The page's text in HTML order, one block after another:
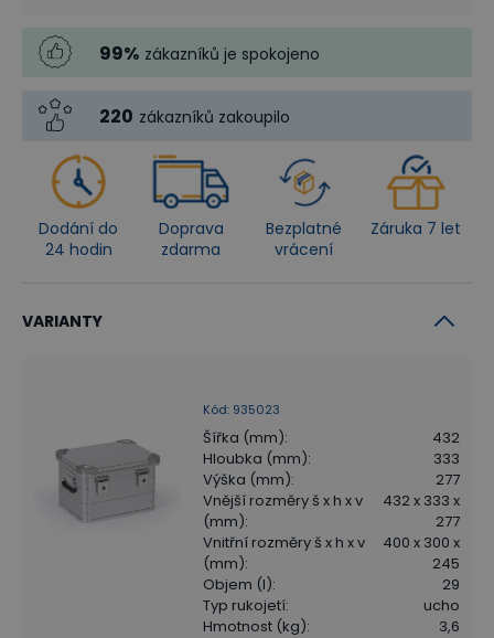
99% zákazníků je spokojeno
220 zákazníků zakoupilo
Dodání do
24 hodin
Doprava
zdarma
Bezplatné
vrácení
Záruka 7 let
VARIANTY
Kód: 935023
Šířka (mm):
432
Hloubka (mm):
333
Výška (mm):
277
Vnější rozměry š x h x v
(mm):
432 x 333 x
277
Vnitřní rozměry š x h x v
(mm):
400 x 300 x
245
Objem (l):
29
Typ rukojetí:
ucho
Hmotnost (kg): 3,6